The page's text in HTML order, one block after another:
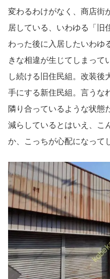
変わるわけがなく、商店街
居している、いわゆる「旧
わった後に入居したいわゆ
きな相違が生じてしまって
し続ける旧住民組。改装後
手にする新住民組。言うな
隣り合っているような状態
減らしているとはいえ、こ
か、こっちが心配になって